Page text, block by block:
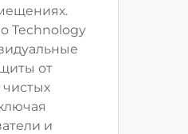
Technology
от
и